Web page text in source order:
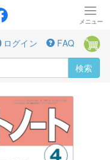
ログイン FAQ
検索